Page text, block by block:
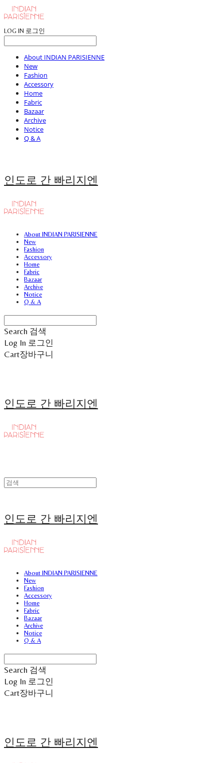
LOG IN 로그인
About INDIAN PARISIENNE
New
Fashion
Accessory
Home
Fabric
Bazaar
Archive
Notice
Q & A
인도로 간 빠리지엔
About INDIAN PARISIENNE
New
Fashion
Accessory
Home
Fabric
Bazaar
Archive
Notice
Q & A
Search 검색
Log In 로그인
Cart장바구니
인도로 간 빠리지엔
인도로 간 빠리지엔
About INDIAN PARISIENNE
New
Fashion
Accessory
Home
Fabric
Bazaar
Archive
Notice
Q & A
Search 검색
Log In 로그인
Cart장바구니
인도로 간 빠리지엔